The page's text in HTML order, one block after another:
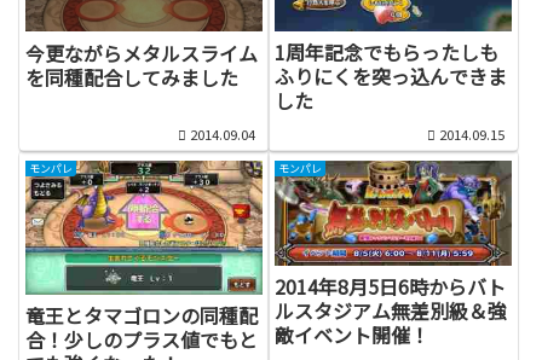
今更ながらメタルスライム
を同種配合してみました
2014.09.04
1周年記念でもらったしも
ふりにくを突っ込んできま
した
2014.09.15
モンパレ
竜王とタマゴロンの同種配
合！少しのプラス値でもと
モンパレ
2014年8月5日6時からバト
ルスタジアム無差別級＆強
敵イベント開催！